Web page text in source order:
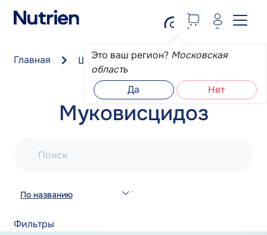
Это ваш регион? Московская
область
Да
Нет
Главная Школа пациента Муковисцидоз
Муковисцидоз
Поиск
По названию
Фильтры